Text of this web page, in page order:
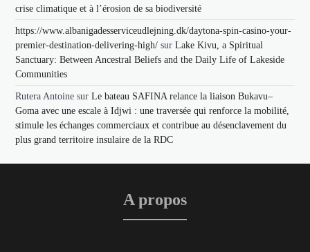
crise climatique et à l’érosion de sa biodiversité
https://www.albanigadesserviceudlejning.dk/daytona-spin-casino-your-
premier-destination-delivering-high/ surLake Kivu, a Spiritual
Sanctuary: Between Ancestral Beliefs and the Daily Life of Lakeside
Communities
Rutera Antoine surLe bateau SAFINA relance la liaison Bukavu–
Goma avec une escale à Idjwi : une traversée qui renforce la mobilité,
stimule les échanges commerciaux et contribue au désenclavement du
plus grand territoire insulaire de la RDC
A propos